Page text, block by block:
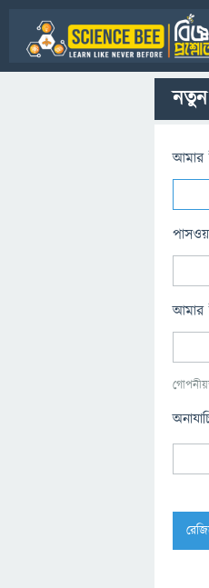
নতুন
আমার
আমার